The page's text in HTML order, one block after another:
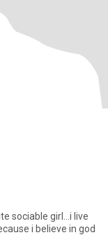
sociable girl...i live
i believe in god